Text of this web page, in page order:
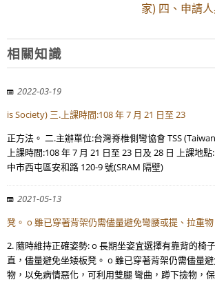
家) 四、申請
相關知識
2022-03-19
is Society) 三.上課時間:108 年 7 月 21 日至 23
正方法。 二.主辦單位:台灣脊椎側彎協會 TSS
上課時間:108 年 7 月 21 日至 23 日及 28 日 上課地
中市西屯區安和路 120-9 號(SRAM 隔壁)
2021-05-13
凳。 o 雖已穿著背架仍需儘量避免彎腰或提、拉重
2. 隨時維持正確姿勢: o 長期坐姿宜選擇有靠背的椅
直，儘量避免坐矮板凳。 o 雖已穿著背架仍需儘量
物，以免病情惡化，可利用雙腿 彎曲，蹲下撿物，